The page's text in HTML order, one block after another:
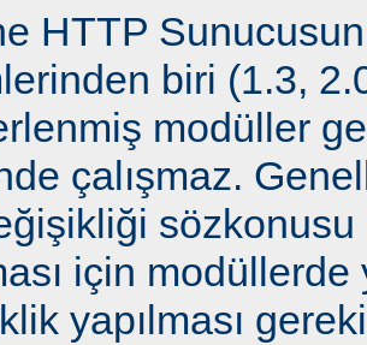
HTTP
biri (1.3,
modüller
çalışmaz.
için
yapılması